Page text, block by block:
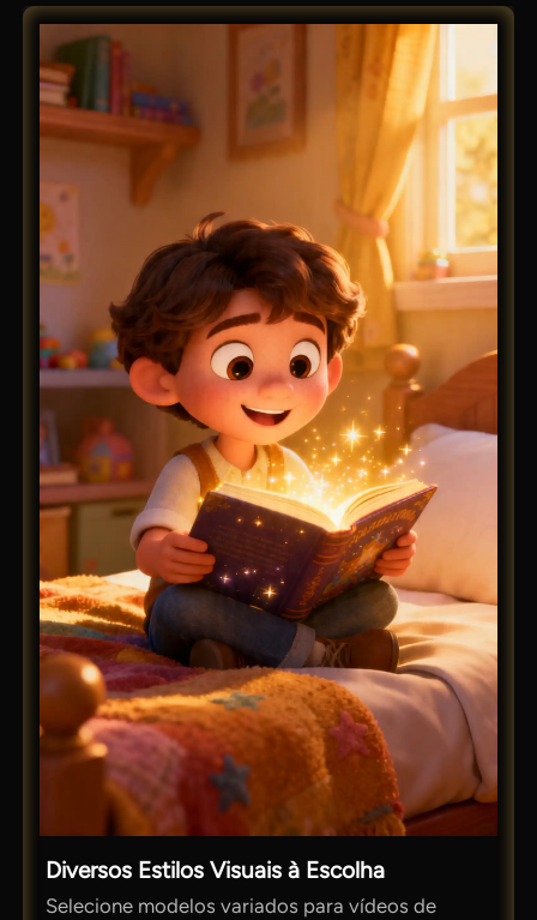
Diversos Estilos Visuais à Escolha
Selecione modelos variados para vídeos de